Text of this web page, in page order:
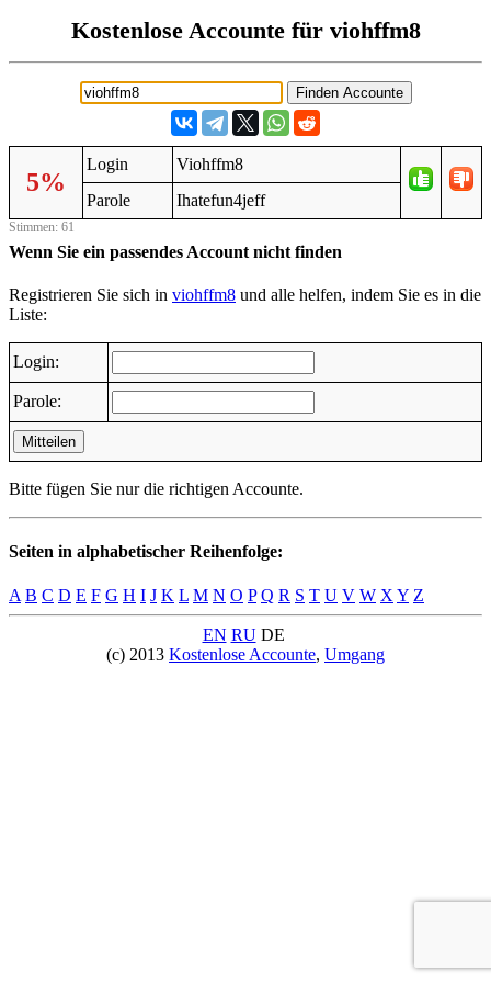
Kostenlose Accounte für viohffm8
5%
Login
Viohffm8
Parole
Ihatefun4jeff
Stimmen: 61
Wenn Sie ein passendes Account nicht finden
Registrieren Sie sich in viohffm8 und alle helfen, indem Sie es in die
Liste:
Login:
Parole:
Mitteilen
Bitte fügen Sie nur die richtigen Accounte.
Seiten in alphabetischer Reihenfolge:
A B C D E F G H I J K L M N O P Q R S T U V W X Y Z
EN RUDE
(c) 2013 Kostenlose Accounte, Umgang